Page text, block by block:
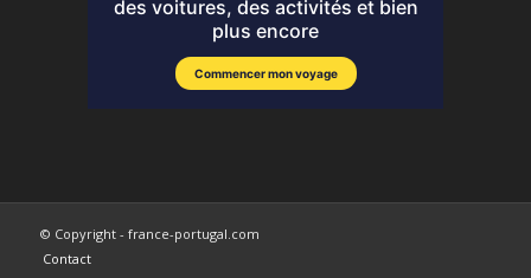
© Copyright - france-portugal.com
Contact